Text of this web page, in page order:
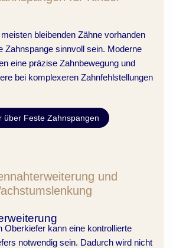
bleibenden Zähne vorhanden
Zahnspange sinnvoll sein. Moderne
eine präzise Zahnbewegung und
bei komplexeren Zahnfehlstellungen
über Feste Zahnspangen
und
Oberkiefer kann eine kontrollierte
notwendig sein. Dadurch wird nicht